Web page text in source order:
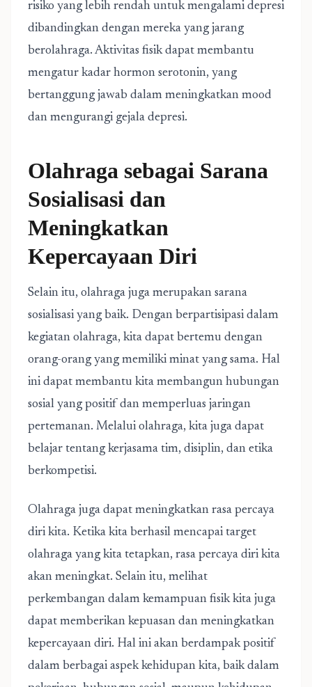
risiko yang lebih rendah untuk mengalami depresi
dibandingkan dengan mereka yang jarang
berolahraga. Aktivitas fisik dapat membantu
mengatur kadar hormon serotonin, yang
bertanggung jawab dalam meningkatkan mood
dan mengurangi gejala depresi.
Olahraga sebagai Sarana
Sosialisasi dan
Meningkatkan
Kepercayaan Diri
Selain itu, olahraga juga merupakan sarana
sosialisasi yang baik. Dengan berpartisipasi dalam
kegiatan olahraga, kita dapat bertemu dengan
orang-orang yang memiliki minat yang sama. Hal
ini dapat membantu kita membangun hubungan
sosial yang positif dan memperluas jaringan
pertemanan. Melalui olahraga, kita juga dapat
belajar tentang kerjasama tim, disiplin, dan etika
berkompetisi.
Olahraga juga dapat meningkatkan rasa percaya
diri kita. Ketika kita berhasil mencapai target
olahraga yang kita tetapkan, rasa percaya diri kita
akan meningkat. Selain itu, melihat
perkembangan dalam kemampuan fisik kita juga
dapat memberikan kepuasan dan meningkatkan
kepercayaan diri. Hal ini akan berdampak positif
dalam berbagai aspek kehidupan kita, baik dalam